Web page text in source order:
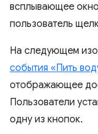
всплывающее
пользователь
На следующем
события «Пить
отображающее
Пользователи
одну из кнопок.